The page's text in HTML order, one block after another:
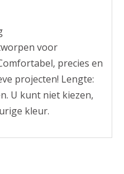
voor
precies en
projecten! Lengte:
U kunt niet kiezen,
kleur.